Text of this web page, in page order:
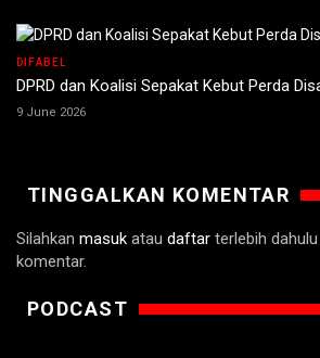
DIFABEL
DPRD dan Koalisi Sepakat Kebut Perda
9 June 2026
TINGGALKAN KOMENTAR
Silahkan masuk atau daftar terlebih
komentar.
PODCAST